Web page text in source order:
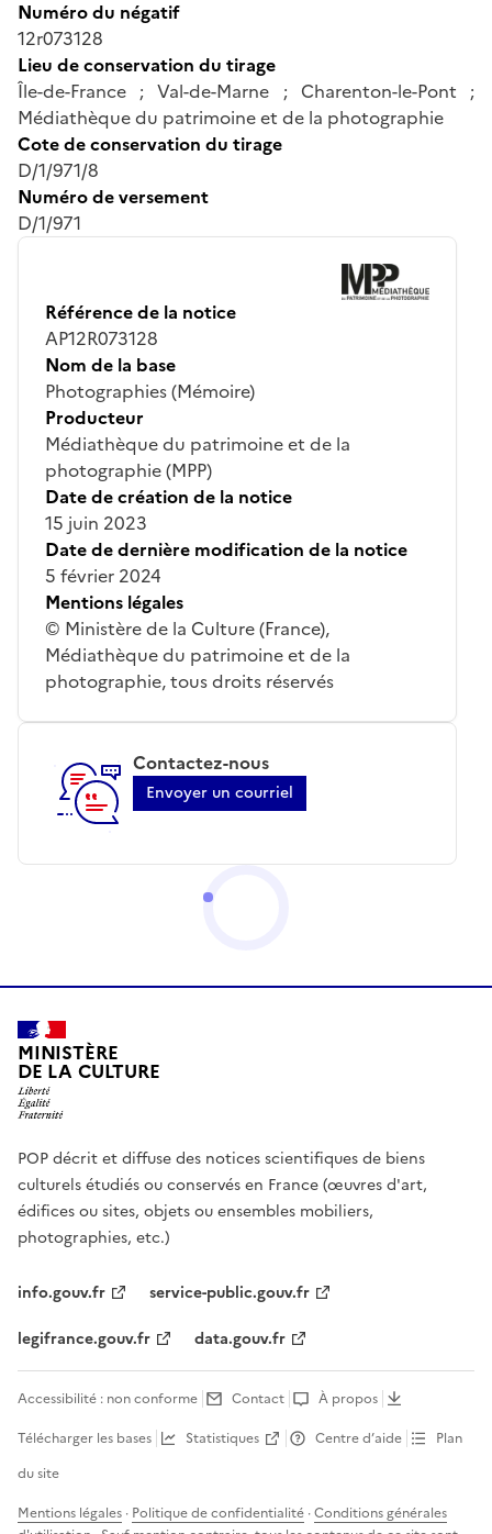
Numéro du négatif
12r073128
Lieu de conservation du tirage
Île-de-France ; Val-de-Marne ; Charenton-le-Pont ;
Médiathèque du patrimoine et de la photographie
Cote de conservation du tirage
D/1/971/8
Numéro de versement
D/1/971
Référence de la notice
AP12R073128
Nom de la base
Photographies (Mémoire)
Producteur
Médiathèque du patrimoine et de la
photographie (MPP)
Date de création de la notice
15 juin 2023
Date de dernière modification de la notice
5 février 2024
Mentions légales
© Ministère de la Culture (France),
Médiathèque du patrimoine et de la
photographie, tous droits réservés
Contactez-nous
Envoyer un courriel
MINISTÈRE
DE LA CULTURE
POP décrit et diffuse des notices scientifiques de biens
culturels étudiés ou conservés en France (œuvres d'art,
édifices ou sites, objets ou ensembles mobiliers,
photographies, etc.)
info.gouv.fr
service-public.gouv.fr
legifrance.gouv.fr
data.gouv.fr
Accessibilité : non conforme Contact
À propos
Télécharger les bases
Statistiques Centre d’aide
Plan
du site
Mentions légales · Politique de confidentialité ·Conditions générales